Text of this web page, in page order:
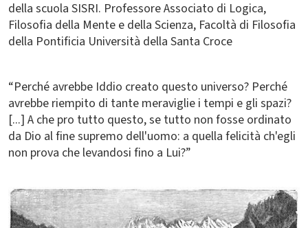
della scuola SISRI. Professore Associato di Logica,
Filosofia della Mente e della Scienza, Facoltà di Filosofia
della Pontificia Università della Santa Croce
“Perché avrebbe Iddio creato questo universo? Perché
avrebbe riempito di tante meraviglie i tempi e gli spazi?
[...] A che pro tutto questo, se tutto non fosse ordinato
da Dio al fine supremo dell'uomo: a quella felicità ch'egli
non prova che levandosi fino a Lui?”
Immagine